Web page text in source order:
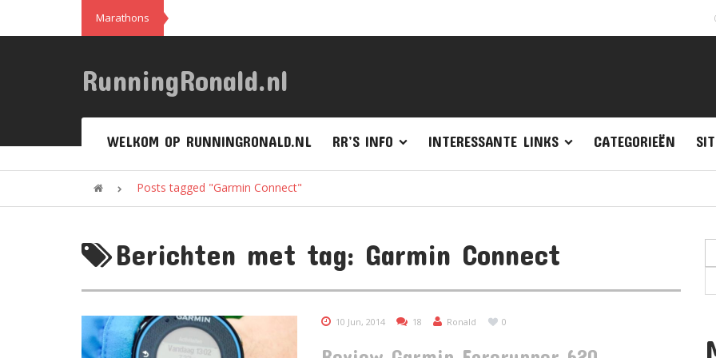
Marathons 3
RunningRonald.nl
WELKOM OP RUNNINGRONALD.NL RR’S INFO INTERESSANTE LINKS CATEGORIEËN
Posts tagged "Garmin Connect"
Berichten met tag: Garmin Connect
10 Jun, 2014 18 Ronald 0